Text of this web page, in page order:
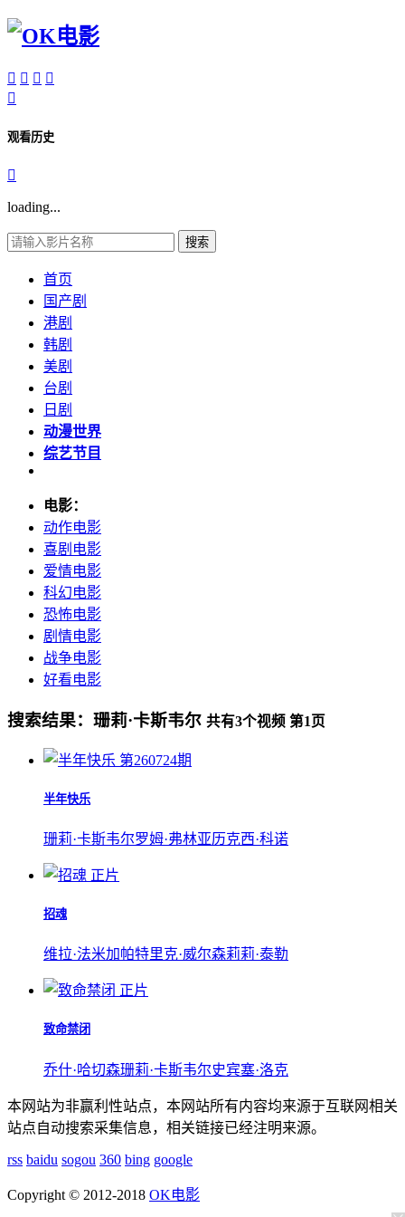
   

观看历史

loading...
搜索
首页
国产剧
港剧
韩剧
美剧
台剧
日剧
动漫世界
综艺节目
电影：
动作电影
喜剧电影
爱情电影
科幻电影
恐怖电影
剧情电影
战争电影
好看电影
搜索结果： 珊莉·卡斯韦尔 共有3个视频 第1 页
第260724期
半年快乐
珊莉·卡斯韦尔罗姆·弗林亚历克西·科诺
正片
招魂
维拉·法米加帕特里克·威尔森莉莉·泰勒
正片
致命禁闭
乔什·哈切森珊莉·卡斯韦尔史宾塞·洛克
本网站为非赢利性站点，本网站所有内容均来源于互联网相关
站点自动搜索采集信息，相关链接已经注明来源。
rss baidu sogou 360 bing google
Copyright © 2012-2018 OK电影